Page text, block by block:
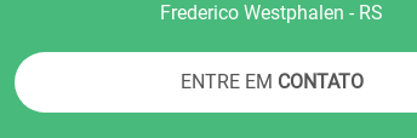
Frederico Westphalen - RS
ENTRE EM CONTATO